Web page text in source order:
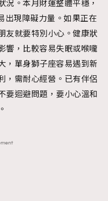
FigaroAesthetic
況。本月財運整體平穩，
出現障礙力量。如果正在
友就要特別小心。健康狀
響，比較容易失眠或喉嚨
，單身獅子座容易遇到新
，需耐心經營。已有伴侶
要迴避問題，要小心溫和